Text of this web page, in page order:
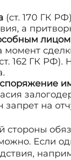
(ст. 170 ГК
а
лицом
162 ГК
на
Если